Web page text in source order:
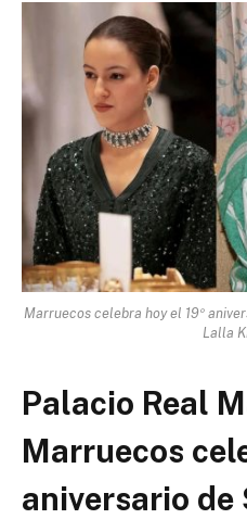
Marruecos celebra hoy el 19º
Lalla
Palacio Real
Marruecos
aniversario de